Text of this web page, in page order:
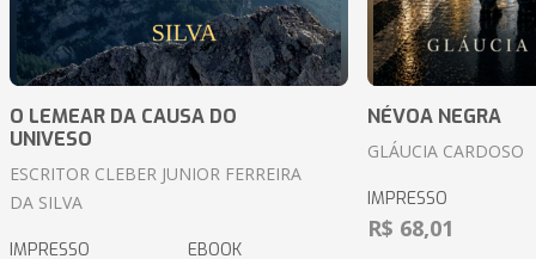
O LEMEAR DA CAUSA DO
UNIVESO
ESCRITOR CLEBER JUNIOR FERREIRA
DA SILVA
IMPRESSO EBOOK
NÉVOA NEGRA
GLÁUCIA CARDOSO
IMPRESSO
R$ 68,01